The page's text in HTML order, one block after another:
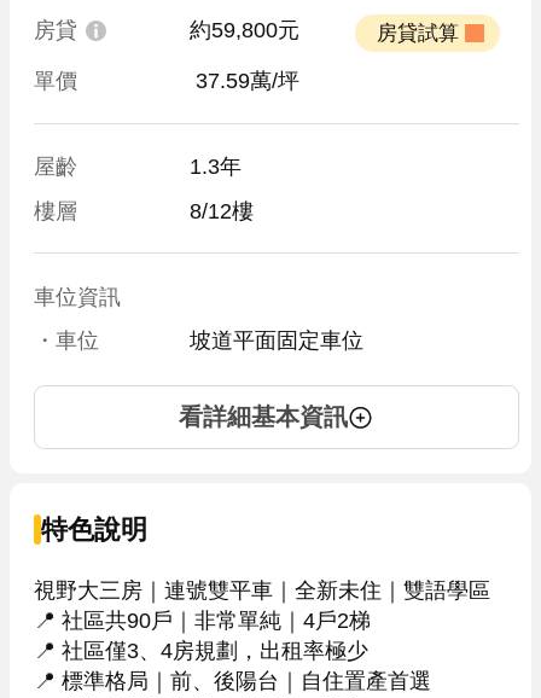
房貸 約59,800元
單價 37.59萬/坪
屋齡
1.3年
樓層
8/12樓
車位資訊
・車位
坡道平面固定車位
看詳細基本資訊
特色說明
視野大三房｜連號雙平車｜全新未住｜雙語學區
📍 社區共90戶｜非常單純｜4戶2梯
📍 社區僅3、4房規劃，出租率極少
📍 標準格局｜前、後陽台｜自住置產首選